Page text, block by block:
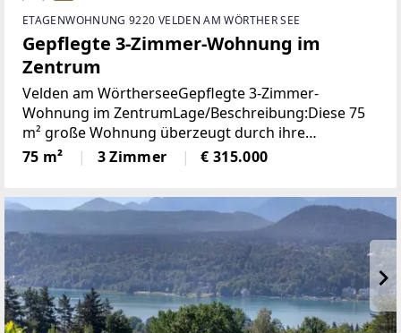
ETAGENWOHNUNG 9220 VELDEN AM WÖRTHER SEE
Gepflegte 3-Zimmer-Wohnung im
Zentrum
Velden am WörtherseeGepflegte 3-Zimmer-
Wohnung im ZentrumLage/Beschreibung:Diese 75
m² große Wohnung überzeugt durch ihre
durchdachte Raumaufteilung und ihre
ausgezeichnete Lage im Zentrum von Velden. Zwei
75 m² 3 Zimmer € 315.000